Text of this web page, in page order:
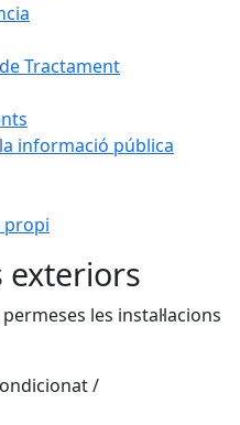
Tractament
la informació pública
propi
exteriors
les instal·lacions
/